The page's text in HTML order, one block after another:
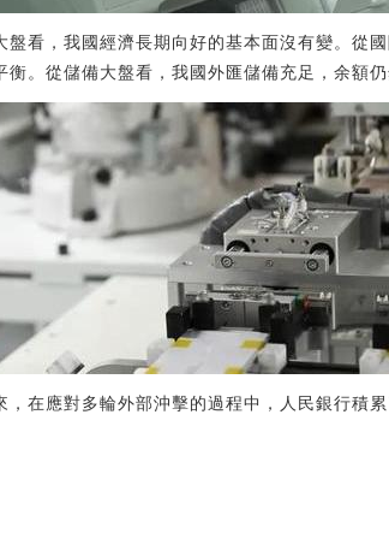
盤看，我國經濟長期向好的基本面沒有變。從
。從儲備大盤看，我國外匯儲備充足，余額仍
，在應對多輪外部沖擊的過程中，人民銀行積